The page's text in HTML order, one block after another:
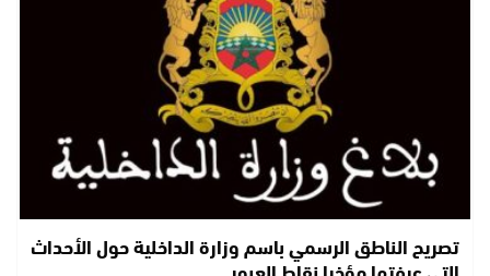
تصريح الناطق الرسمي باسم وزارة الداخلية حول الأحداث